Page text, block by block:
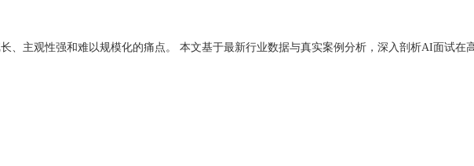
、主观性强和难以规模化的痛点。 本文基于最新行业数据与真实案例分析，深入剖析AI面试在